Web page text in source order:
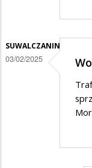
SUWALCZANIN
03/02/2025